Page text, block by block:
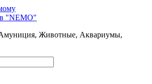
Животные, Аквариумы,